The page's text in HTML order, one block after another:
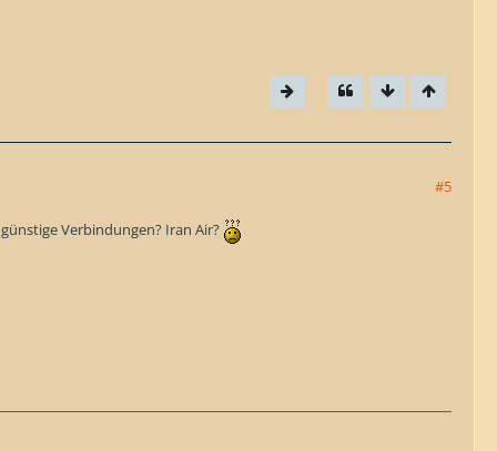
#5
Verbindungen? Iran Air?